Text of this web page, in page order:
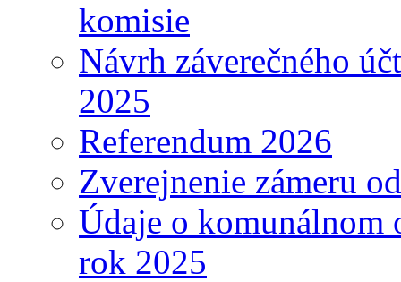
komisie
Návrh záverečného
2025
Referendum 2026
Zverejnenie zámeru
Údaje o komunálnom
rok 2025